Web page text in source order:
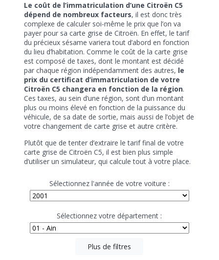
Le coût de l’immatriculation d’une Citroën C5
dépend de nombreux facteurs, il est donc très
complexe de calculer soi-même le prix que l’on va
payer pour sa carte grise de Citroën. En effet, le tarif
du précieux sésame variera tout d’abord en fonction
du lieu d’habitation. Comme le coût de la carte grise
est composé de taxes, dont le montant est décidé
par chaque région indépendamment des autres, le
prix du certificat d’immatriculation de votre
Citroën C5 changera en fonction de la région.
Ces taxes, au sein d’une région, sont d’un montant
plus ou moins élevé en fonction de la puissance du
véhicule, de sa date de sortie, mais aussi de l’objet de
votre changement de carte grise et autre critère.
Plutôt que de tenter d’extraire le tarif final de votre
carte grise de Citroën C5, il est bien plus simple
d’utiliser un simulateur, qui calcule tout à votre place.
Sélectionnez l'année de votre voiture :
Sélectionnez votre département :
Plus de filtres